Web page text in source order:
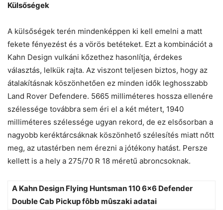
Külsőségek
A külsőségek terén mindenképpen ki kell emelni a matt
fekete fényezést és a vörös betéteket. Ezt a kombinációt a
Kahn Design vulkáni kőzethez hasonlítja, érdekes
választás, lelkük rajta. Az viszont teljesen biztos, hogy az
átalakításnak köszönhetően ez minden idők leghosszabb
Land Rover Defendere. 5665 milliméteres hossza ellenére
szélessége továbbra sem éri el a két métert, 1940
milliméteres szélessége ugyan rekord, de ez elsősorban a
nagyobb keréktárcsáknak köszönhető szélesítés miatt nőtt
meg, az utastérben nem érezni a jótékony hatást. Persze
kellett is a hely a 275/70 R 18 méretű abroncsoknak.
A Kahn Design Flying Huntsman 110 6×6 Defender
Double Cab Pickup fôbb mûszaki adatai